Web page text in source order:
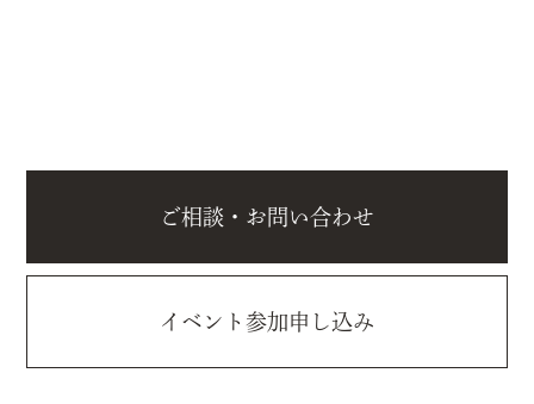
ご相談・お問い合わせ
イベント参加申し込み